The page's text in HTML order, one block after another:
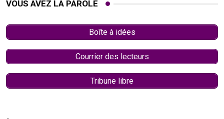
VOUS AVEZ LA PAROLE
Boîte à idées
Courrier des lecteurs
Tribune libre